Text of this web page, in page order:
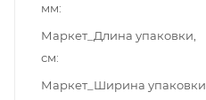
мм
Маркет_Длина упаковки,
см
Маркет_Ширина упаковки,